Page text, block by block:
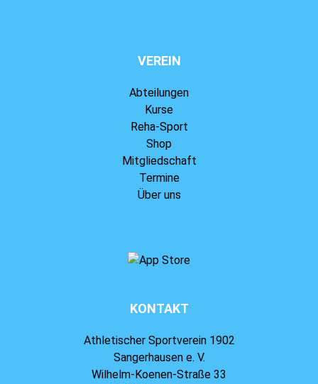
VEREIN
Abteilungen
Kurse
Reha-Sport
Shop
Mitgliedschaft
Termine
Über uns
KONTAKT
Athletischer Sportverein 1902
Sangerhausen e. V.
Wilhelm-Koenen-Straße 33